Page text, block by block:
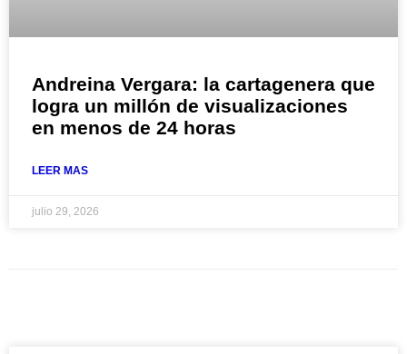
Andreina Vergara: la cartagenera que
logra un millón de visualizaciones
en menos de 24 horas
LEER MAS
julio 29, 2026